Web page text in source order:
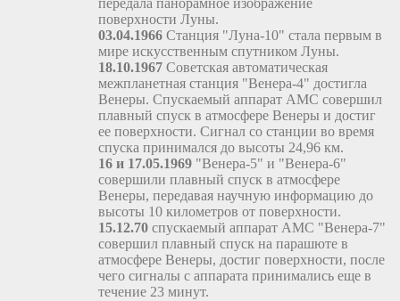
передала панорамное изображение
поверхности Луны.
03.04.1966 Станция "Луна-10" стала первым в
мире искусственным спутником Луны.
18.10.1967 Советская автоматическая
межпланетная станция "Венера-4" достигла
Венеры. Спускаемый аппарат АМС совершил
плавный спуск в атмосфере Венеры и достиг
ее поверхности. Сигнал со станции во время
спуска принимался до высоты 24,96 км.
16 и 17.05.1969 "Венера-5" и "Венера-6"
совершили плавный спуск в атмосфере
Венеры, передавая научную информацию до
высоты 10 километров от поверхности.
15.12.70 спускаемый аппарат АМС "Венера-7"
совершил плавный спуск на парашюте в
атмосфере Венеры, достиг поверхности, после
чего сигналы с аппарата принимались еще в
течение 23 минут.